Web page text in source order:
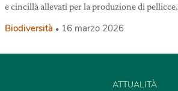
e cincillà allevati per la produzione di pellicce.
Biodiversità 16 marzo 2026
ATTUALITÀ